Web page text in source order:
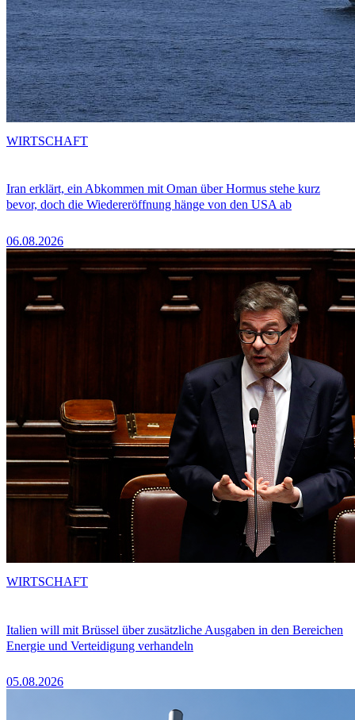
Iran erklärt, ein Abkommen mit Oman über Hormus stehe kurz
bevor, doch die Wiedereröffnung hänge von den USA ab
06.08.2026
WIRTSCHAFT
Italien will mit Brüssel über zusätzliche Ausgaben in den Bereichen
Energie und Verteidigung verhandeln
05.08.2026
WIRTSCHAFT